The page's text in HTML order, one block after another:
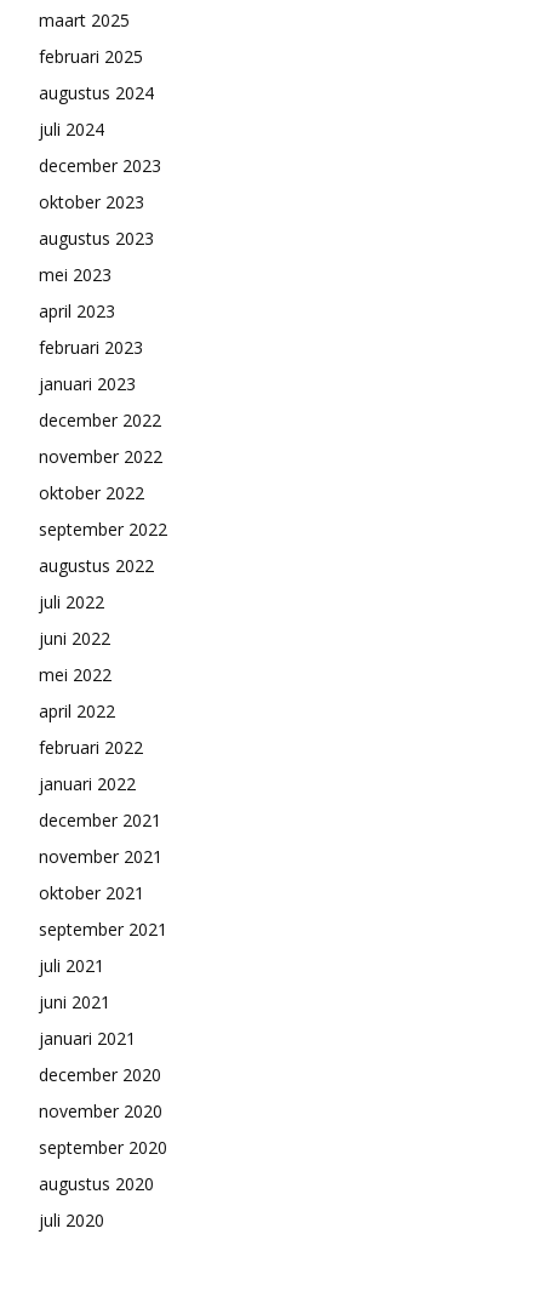
maart 2025
februari 2025
augustus 2024
juli 2024
december 2023
oktober 2023
augustus 2023
mei 2023
april 2023
februari 2023
januari 2023
december 2022
november 2022
oktober 2022
september 2022
augustus 2022
juli 2022
juni 2022
mei 2022
april 2022
februari 2022
januari 2022
december 2021
november 2021
oktober 2021
september 2021
juli 2021
juni 2021
januari 2021
december 2020
november 2020
september 2020
augustus 2020
juli 2020